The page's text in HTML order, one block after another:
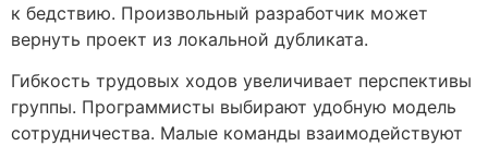
к бедствию. Произвольный разработчик может
вернуть проект из локальной дубликата.
Гибкость трудовых ходов увеличивает перспективы
группы. Программисты выбирают удобную модель
сотрудничества. Малые команды взаимодействуют